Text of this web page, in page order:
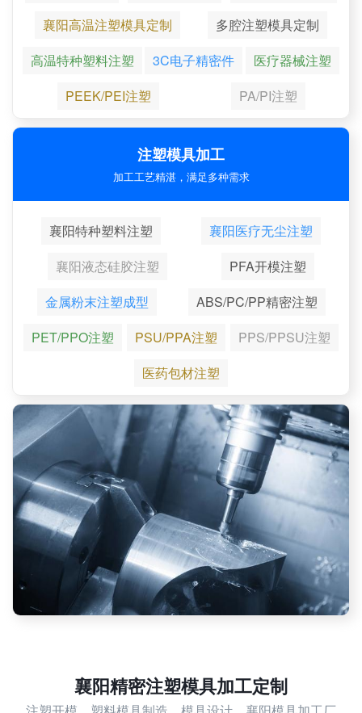
襄阳高温注塑模具定制
多腔注塑模具定制
高温特种塑料注塑
3C电子精密件
医疗器械注塑
PEEK/PEI注塑
PA/PI注塑
注塑模具加工
加工工艺精湛，满足多种需求
襄阳特种塑料注塑
襄阳医疗无尘注塑
襄阳液态硅胶注塑
PFA开模注塑
金属粉末注塑成型
ABS/PC/PP精密注塑
PET/PPO注塑
PSU/PPA注塑
PPS/PPSU注塑
医药包材注塑
襄阳精密注塑模具加工定制